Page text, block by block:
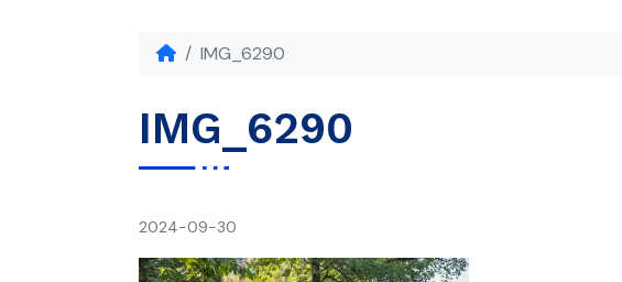
IMG_6290
IMG_6290
2024-09-30